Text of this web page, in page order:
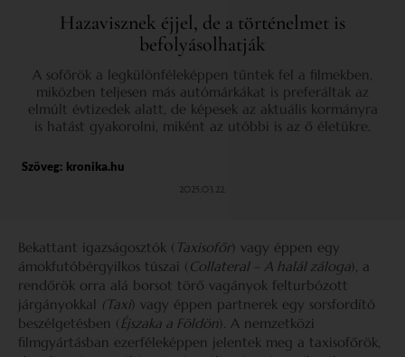
Hazavisznek éjjel, de a történelmet is
befolyásolhatják
A sofőrök a legkülönféleképpen tűntek fel a filmekben,
miközben teljesen más autómárkákat is preferáltak az
elmúlt évtizedek alatt, de képesek az aktuális kormányra
is hatást gyakorolni, miként az utóbbi is az ő életükre.
Szöveg: kronika.hu
2025.03.22.
Bekattant igazságosztók ( Taxisofőr ) vagy éppen egy
ámokfutóbérgyilkos túszai ( Collateral – A halál záloga), a
rendőrök orra alá borsot törő vagányok felturbózott
járgányokkal (Taxi) vagy éppen partnerek egy sorsfordító
beszélgetésben (Éjszaka a Földön). A nemzetközi
filmgyártásban ezerféleképpen jelentek meg a taxisofőrök,